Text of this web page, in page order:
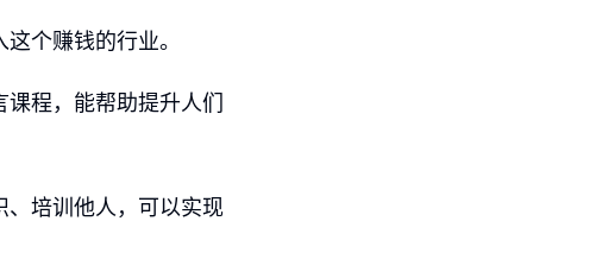
个赚钱的行业。
程，能帮助提升人们
、培训他人，可以实现